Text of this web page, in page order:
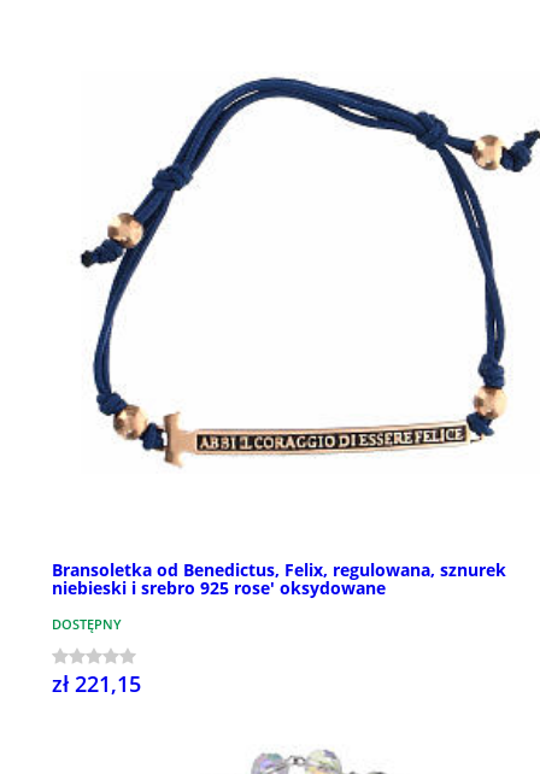
Bransoletka od Benedictus, Felix, regulowana, sznurek
niebieski i srebro 925 rose' oksydowane
DOSTĘPNY
zł 221,15